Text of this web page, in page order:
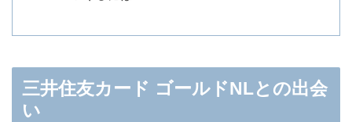
三井住友カード ゴールドNLとの出会
い